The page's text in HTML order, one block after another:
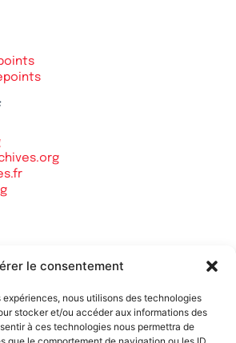
le consentement
expériences, nous utilisons des technologies
stocker et/ou accéder aux informations des
à ces technologies nous permettra de